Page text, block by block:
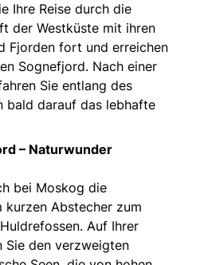
Ihre Reise durch die
der Westküste mit ihren
Fjorden fort und erreichen
Sognefjord. Nach einer
Sie entlang des
bald darauf das lebhafte
– Naturwunder
bei Moskog die
kurzen Abstecher zum
Auf Ihrer
Sie den verzweigten